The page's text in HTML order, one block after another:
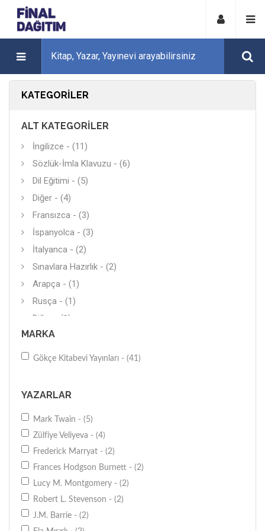
KATEGORILER
ALT KATEGORILER
İngilizce - (11)
Sözlük-İmla Klavuzu - (6)
Dil Eğitimi - (5)
Diğer - (4)
Fransızca - (3)
İspanyolca - (3)
İtalyanca - (2)
Sınavlara Hazırlık - (2)
Arapça - (1)
Rusça - (1)
Diğer - (1)
MARKA
Gökçe Kitabevi Yayınları - (41)
YAZARLAR
Mark Twain - (5)
Zülfiye Veliyeva - (4)
Frederick Marryat - (2)
Frances Hodgson Burnett - (2)
Lucy M. Montgomery - (2)
Robert L. Stevenson - (2)
J.M. Barrie - (2)